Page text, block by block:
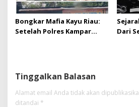
Bongkar Mafia Kayu Riau:
Setelah Polres Kampar
Dari
Tinggalkan Balasan
Alamat email Anda tidak akan
ditandai *